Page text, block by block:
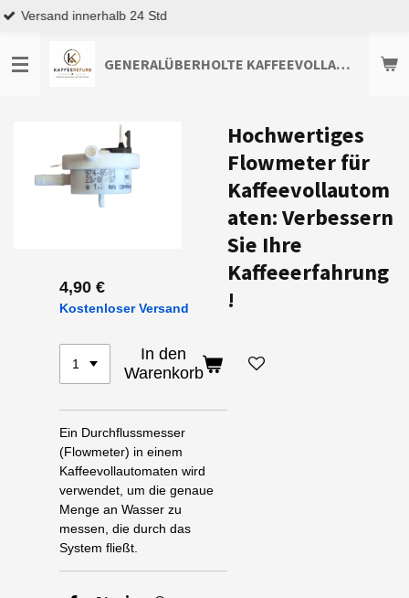
Zum
springen
GENERALÜBERHOLTE KAFFEEVOLLAUTOMATEN TOP-ANGEBOTE ENTDECKEN
Top Kundenservice
Hochwertiges
Flowmeter für
Kaffeevollautom
aten: Verbessern
Sie Ihre
Kaffeeerfahrung
!
4,90 €
Kostenloser Versand
In den
Warenkorb
Ein Durchflussmesser
(Flowmeter) in einem
Kaffeevollautomaten wird
verwendet, um die genaue
Menge an Wasser zu
messen, die durch das
System fließt.